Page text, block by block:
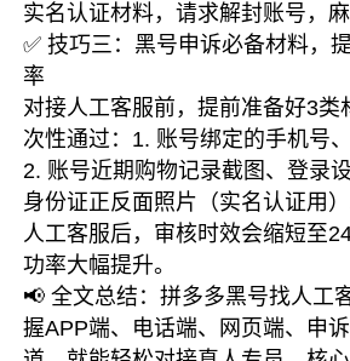
实名认证材料，请求解封账号，麻
✅ 技巧三：黑号申诉必备材料，
率
对接人工客服前，提前准备好3类
次性通过：1. 账号绑定的手机号
2. 账号近期购物记录截图、登录
身份证正反面照片（实名认证用
人工客服后，审核时效会缩短至
功率大幅提升。
📢 全文总结：拼多多黑号找人工
握APP端、电话端、网页端、申